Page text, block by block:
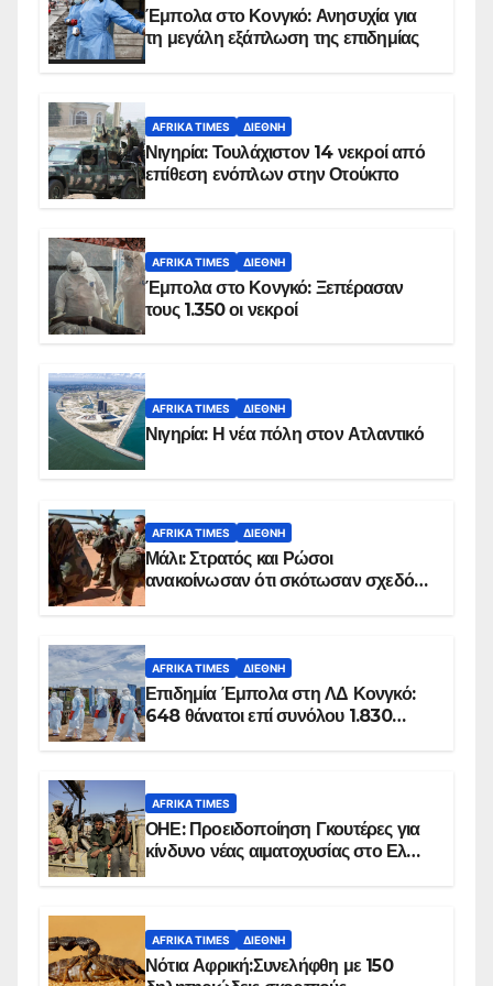
Έμπολα στο Κονγκό: Ανησυχία για
τη μεγάλη εξάπλωση της επιδημίας
AFRIKA TIMES ΔΙΕΘΝΉ
Νιγηρία: Τουλάχιστον 14 νεκροί από
επίθεση ενόπλων στην Οτούκπο
AFRIKA TIMES ΔΙΕΘΝΉ
Έμπολα στο Κονγκό: Ξεπέρασαν
τους 1.350 οι νεκροί
AFRIKA TIMES ΔΙΕΘΝΉ
Νιγηρία: Η νέα πόλη στον Ατλαντικό
AFRIKA TIMES ΔΙΕΘΝΉ
Μάλι: Στρατός και Ρώσοι
ανακοίνωσαν ότι σκότωσαν σχεδόν
AFRIKA TIMES ΔΙΕΘΝΉ
Επιδημία Έμπολα στη ΛΔ Κονγκό:
648 θάνατοι επί συνόλου 1.830
AFRIKA TIMES
ΟΗΕ: Προειδοποίηση Γκουτέρες για
κίνδυνο νέας αιματοχυσίας στο Ελ
AFRIKA TIMES ΔΙΕΘΝΉ
Νότια Αφρική:Συνελήφθη με 150